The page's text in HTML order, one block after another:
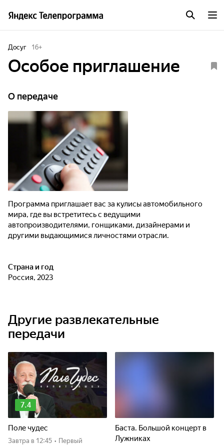
Досуг 16+
Особое приглашение
О передаче
Программа приглашает вас за кулисы автомобильного
мира, где вы встретитесь с ведущими
автопроизводителями, гонщиками, дизайнерами и
другими выдающимися личностями отрасли.
Страна и год
Россия, 2023
Другие развлекательные
передачи
7.4
Поле чудес
Завтра в 12:45 • Первый
Баста. Большой концерт в
Лужниках